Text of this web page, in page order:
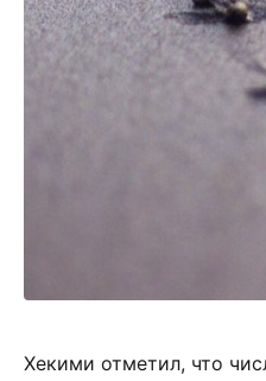
Хекими отметил, что